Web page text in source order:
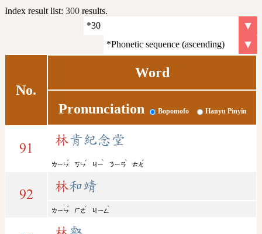
Index result list: 300 results.
No.
Word
Pronunciation Bopomofo Hanyu Pinyin
91
林肯紀念堂
ㄌㄧㄣ
ˊ
ㄎㄣ
ˇ
ㄐㄧ
ˋ
ㄋㄧㄢ
ˋ
ㄊㄤ
ˊ
92
林和靖
ㄌㄧㄣ
ˊ
ㄏㄜ
ˊ
ㄐㄧㄥ
ˋ